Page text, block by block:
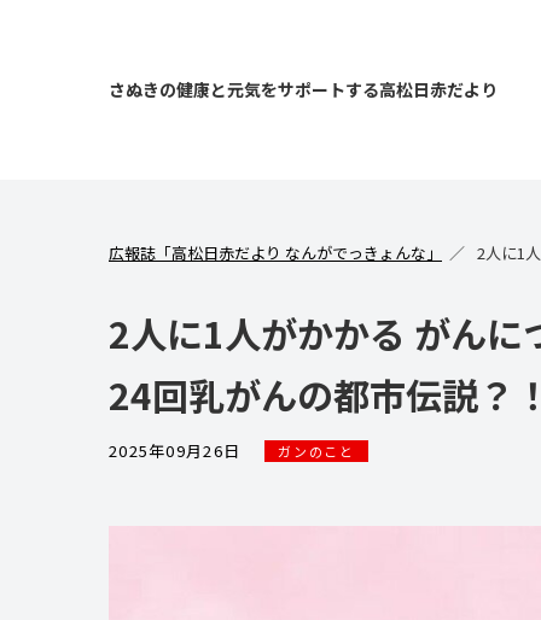
さぬきの健康と元気をサポートする高松日赤だより
広報誌「高松日赤だより なんがでっきょんな」 2人に1
2025年09月26日 ガンのこと
2人に1人がかかる がん
24回乳がんの都市伝説？